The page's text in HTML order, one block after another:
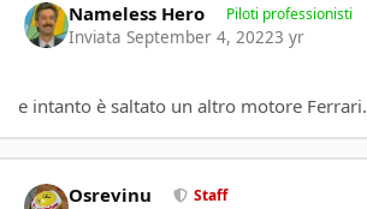
Nameless Hero Piloti professionisti
Inviata September 4, 20223 yr
e intanto è saltato un altro motore Ferrari.
Osrevinu Staff